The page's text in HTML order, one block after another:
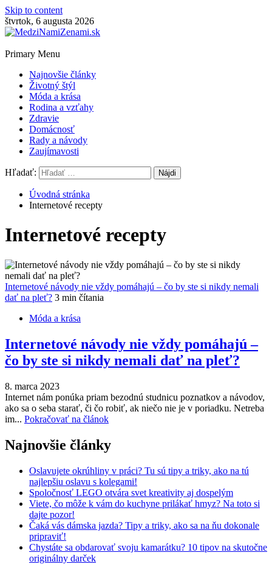
Skip to content
štvrtok, 6 augusta 2026
Primary Menu
Najnovšie články
Životný štýl
Móda a krása
Rodina a vzťahy
Zdravie
Domácnosť
Rady a návody
Zaujímavosti
Hľadať:
Úvodná stránka
Internetové recepty
Internetové recepty
Internetové návody nie vždy pomáhajú – čo by ste si nikdy nemali
dať na pleť? 3 min čítania
Móda a krása
Internetové návody nie vždy pomáhajú –
čo by ste si nikdy nemali dať na pleť?
8. marca 2023
Internet nám ponúka priam bezodnú studnicu poznatkov a návodov,
ako sa o seba starať, či čo robiť, ak niečo nie je v poriadku. Netreba
im... Pokračovať na článok
Najnovšie články
Oslavujete okrúhliny v práci? Tu sú tipy a triky, ako na tú
najlepšiu oslavu s kolegami!
Spoločnosť LEGO otvára svet kreativity aj dospelým
Viete, čo môže k vám do kuchyne prilákať hmyz? Na toto si
dajte pozor!
Čaká vás dámska jazda? Tipy a triky, ako sa na ňu dokonale
pripraviť!
Chystáte sa obdarovať svoju kamarátku? 10 tipov na skutočne
originálny darček